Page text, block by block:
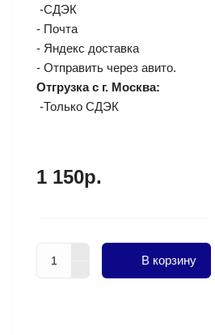
-СДЭК
- Почта
- Яндекс доставка
- Отправить через авито.
Отгрузка с г. Москва:
-Только СДЭК
1 150р.
В корзину